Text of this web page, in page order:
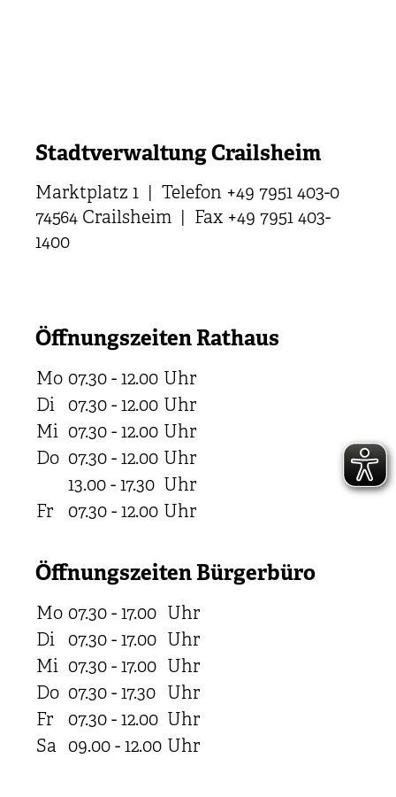
Stadtverwaltung Crailsheim
Marktplatz 1 | Telefon +49 7951 403-0
74564 Crailsheim | Fax +49 7951 403-
1400
Öffnungszeiten Rathaus
Mo 07.30 - 12.00 Uhr
Di
07.30 - 12.00 Uhr
Mi 07.30 - 12.00 Uhr
Do 07.30 - 12.00 Uhr
13.00 - 17.30 Uhr
Fr
07.30 - 12.00 Uhr
Öffnungszeiten Bürgerbüro
Mo 07.30 - 17.00 Uhr
Di
07.30 - 17.00 Uhr
Mi 07.30 - 17.00 Uhr
Do 07.30 - 17.30 Uhr
Fr
07.30 - 12.00 Uhr
Sa 09.00 - 12.00 Uhr